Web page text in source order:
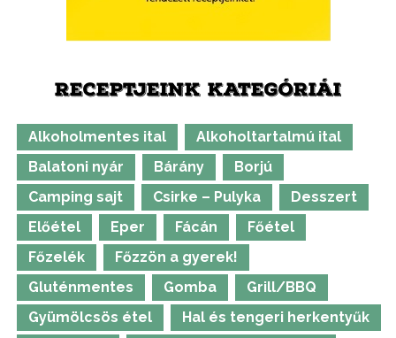
RECEPTJEINK KATEGÓRIÁI
Alkoholmentes ital
Alkoholtartalmú ital
Balatoni nyár
Bárány
Borjú
Camping sajt
Csirke – Pulyka
Desszert
Előétel
Eper Fácán
Főétel
Főzelék
Főzzön a gyerek!
Gluténmentes
Gomba
Grill/BBQ
Gyümölcsös étel
Hal és tengeri herkentyűk